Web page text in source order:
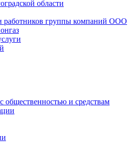
области
работников группы компаний ООО
общественностью и средствам